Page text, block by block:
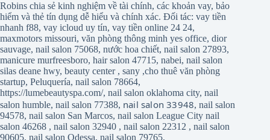
Robins chia sẻ kinh nghiệm về tài chính, các khoản vay, bảo
hiểm và thẻ tín dụng dễ hiểu và chính xác. Đối tác: vay tiền
nhanh f88, vay icloud uy tín, vay tiền online 24 24,
maxmotors missouri, văn phòng thông minh yes office, dior
sauvage, nail salon 75068, nước hoa chiết, nail salon 27893,
manicure murfreesboro, hair salon 47715, nabei, nail salon
silas deane hwy, beauty center, sany ,cho thuê văn phòng
startup, Peluquería, nail salon 78664,
https://lumebeautyspa.com/, nail salon oklahoma city, nail
salon humble, nail salon 77388, nail salon 33948,nail salon
94578, nail salon San Marcos, nail salon League City nail
salon 46268 , nail salon 32940 , nail salon 22312 , nail salon
90605, nail salon Odessa, nail salon 79765,